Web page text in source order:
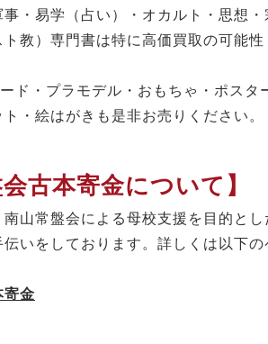
・易学（占い）・オカルト・思想
教）専門書は特に高価買取の可能
ド・プラモデル・おもちゃ・ポスタ
・絵はがきも是非お売りください。
会古本寄金について】
山常盤会による母校支援を目的とし
いをしております。詳しくは以下の
寄金